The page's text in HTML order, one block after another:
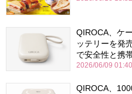
QIROCA、ケ
ッテリーを発
で安全性と携
2026/06/09 01:40
QIROCA、